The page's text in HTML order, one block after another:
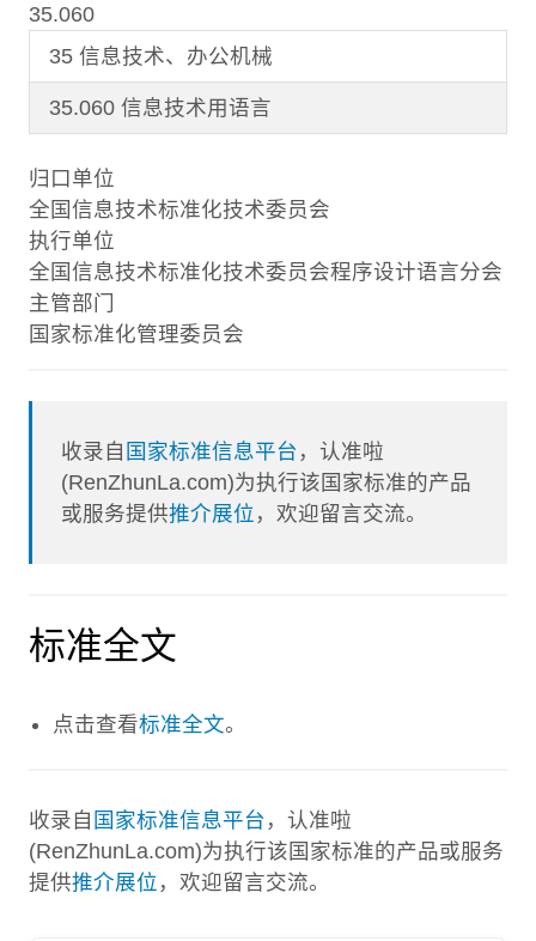
35.060
35 信息技术、办公机械
35.060 信息技术用语言
归口单位
全国信息技术标准化技术委员会
执行单位
全国信息技术标准化技术委员会程序设计语言分会
主管部门
国家标准化管理委员会
收录自 国家标准信息平台 ，认准啦
(RenZhunLa.com)为执行该国家标准的产品
或服务提供推介展位 ，欢迎留言交流。
标准全文
点击查看标准全文。
收录自 国家标准信息平台 ，认准啦
(RenZhunLa.com)为执行该国家标准的产品或服务
提供推介展位 ，欢迎留言交流。